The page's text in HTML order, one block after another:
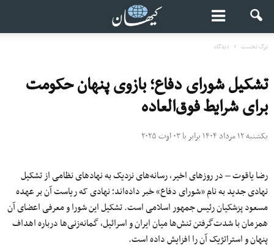
برگ نخست دیدگاه
تشکیل شورای دفاع؛ بازوی پنهان حکومت
برای شرایط فوق‌العاده
یکشنبه ۱۲ مرداد ۱۴۰۴ برابر با ۰۳ اوت ۲۰۲۵
رضا یاقوت – در روزهای اخیر، رسانه‌های نزدیک به نهادهای نظامی از تشکیل
نهادی جدید به نام «شورای دفاع» خبر داده‌اند؛ نهادی که ریاست آن بر عهده
مسعود پزشکیان رئیس‌ جمهور اسلامی است. تشکیل این شورا و معرفی اعضای آن
همزمان با شدت‌گرفتن تنش‌ها میان ایران و اسرائیل، گمانه‌زنی‌ها درباره اهداف
پنهان و استراتژیک آن را افزایش داده است.